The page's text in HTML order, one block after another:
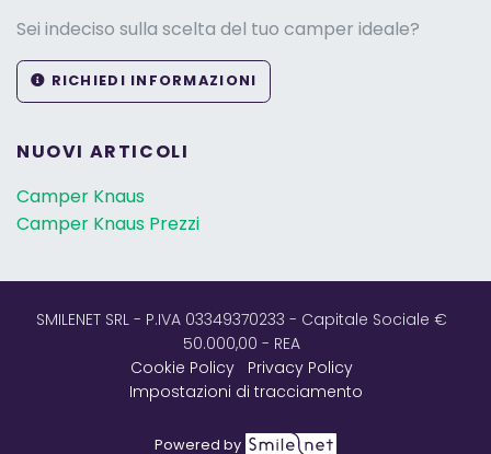
Sei indeciso sulla scelta del tuo camper ideale?
RICHIEDI INFORMAZIONI
NUOVI ARTICOLI
Camper Knaus
Camper Knaus Prezzi
SMILENET SRL - P.IVA 03349370233 - Capitale Sociale €
50.000,00 - REA
Cookie Policy
Privacy Policy
Impostazioni di tracciamento
Powered by